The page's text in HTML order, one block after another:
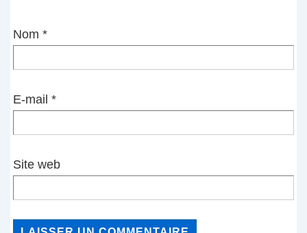
Nom *
E-mail *
Site web